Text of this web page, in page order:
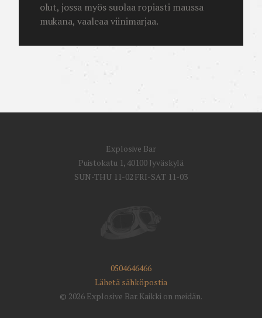
olut, jossa myös suolaa ropiasti maussa
mukana, vaaleaa viinimarjaa.
Explosive Bar
Puistokatu 1, 40100 Jyväskylä
SUN-THU 11-02 FRI-SAT 11-03
0504646466
Lähetä sähköpostia
© 2026 Explosive Bar. Kaikki on meidän.